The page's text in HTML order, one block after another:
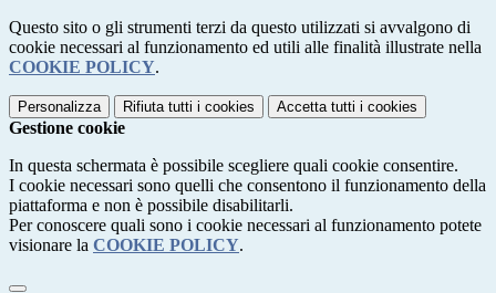
Questo sito o gli strumenti terzi da questo utilizzati si avvalgono di
cookie necessari al funzionamento ed utili alle finalità illustrate nella
COOKIE POLICY.
Personalizza Rifiuta tutti i cookies Accetta tutti i cookies
Gestione cookie
In questa schermata è possibile scegliere quali cookie consentire.
I cookie necessari sono quelli che consentono il funzionamento della
piattaforma e non è possibile disabilitarli.
Per conoscere quali sono i cookie necessari al funzionamento potete
visionare la COOKIE POLICY.